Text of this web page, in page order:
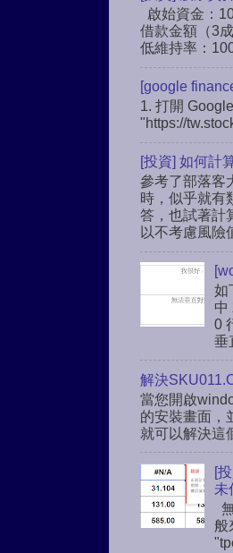
啟始資金：
借款金額（3
低維持率：
[google
1. 打開
"https://
[投資] 如何計
參考了部落客
時，似乎就有
答，也試著計
以不考慮風險
如
中
0
垂
解決
當您開啟
的安裝畫面，
就可以解決這
[
未
般